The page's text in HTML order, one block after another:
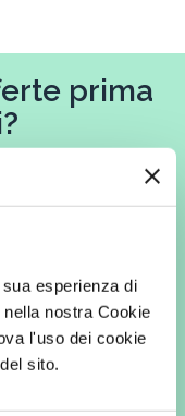
esperienza di
nostra Cookie
l'uso dei cookie
sito.
prima
Privacy Policy
per finalità
di comunicazioni
newsletter ed e-mail
tradizionali, quali ad